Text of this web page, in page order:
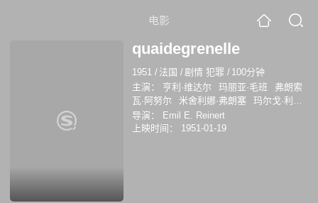
电影
quaidegrenelle
1951 / 法国 /剧情 犯罪 / 100分钟
主演：
亨利·维达尔 玛丽亚·毛班
弗朗索
瓦·阿努尔
米舍利娜·弗朗塞
玛尔戈·利翁
罗贝尔·达尔邦
让·埃贝
ElianeSaint-Jean
MichelSalina
导演：
Emil E. Reinert
上映时间：
1951-01-19